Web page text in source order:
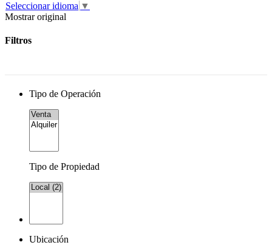
Seleccionar idioma ▼
Mostrar original
Filtros
Tipo de Operación
Tipo de Propiedad
Ubicación